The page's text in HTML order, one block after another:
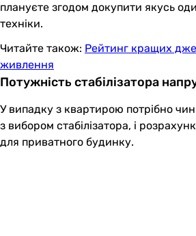
плануєте згодом докупити якусь
техніки.
Читайте також: Рейтинг кращих
живлення
Потужність стабілізатора
У випадку з квартирою потрібно
з вибором стабілізатора, і
для приватного будинку.